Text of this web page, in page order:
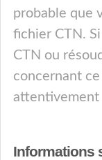
probable que
fichier CTN.
CTN ou
concernant
attentivement
Informations